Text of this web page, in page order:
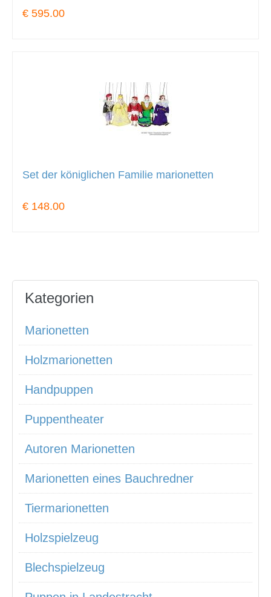
€ 595.00
Set der königlichen Familie marionetten
€ 148.00
Kategorien
Marionetten
Holzmarionetten
Handpuppen
Puppentheater
Autoren Marionetten
Marionetten eines Bauchredner
Tiermarionetten
Holzspielzeug
Blechspielzeug